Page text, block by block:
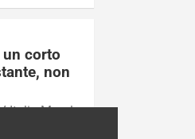
corto
non
Italia Murolo